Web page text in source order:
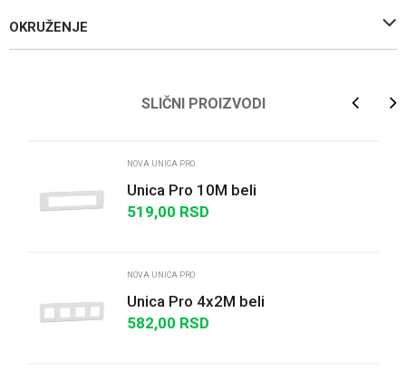
OKRUŽENJE
Poruka
SLIČNI PROIZVODI
NOVA UNICA PRO
Unica Pro 10M beli
519,00 RSD
NOVA UNICA PRO
Unica Pro 4x2M beli
582,00 RSD